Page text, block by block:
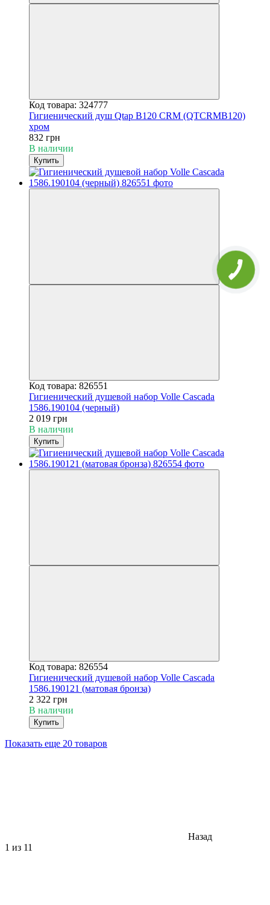
Код товара: 324777
Гигиенический душ Qtap B120 CRM (QTCRMB120)
хром
832 грн
В наличии
Купить
Код товара: 826551
Гигиенический душевой набор Volle Cascada
1586.190104 (черный)
2 019 грн
В наличии
Купить
Код товара: 826554
Гигиенический душевой набор Volle Cascada
1586.190121 (матовая бронза)
2 322 грн
В наличии
Купить
Показать еще 20 товаров
Назад
1 из 11